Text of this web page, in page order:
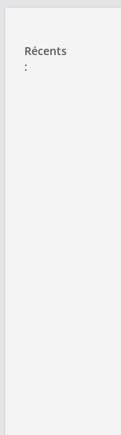
contenu
Récents
: